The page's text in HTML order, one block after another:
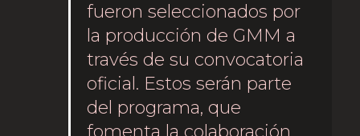
fueron seleccionados por
la producción de GMM a
través de su convocatoria
oficial. Estos serán parte
del programa, que
fomenta la colaboración